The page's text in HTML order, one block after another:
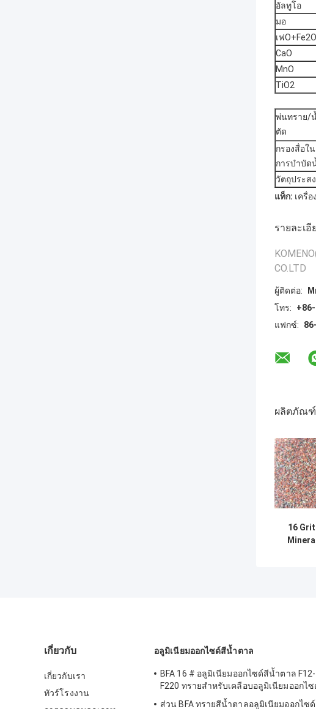
อัลทูโอ
มอ
เฟO+Fe2O
CaO
MnO
TiO2
พ่นทราย/
ตัด
กรองสื่อใน
การบำบัด
วัตถุประส
แท็ก: เครื่
รายละเ
CO.LTD
ผู้ติดต่อ:
โทร:
แฟกซ์:
ผลิตภัณฑ์
16
เกี่ยวกับ
เกี่ยวกับเรา
ทัวร์โรงงาน
อลูมิเนียมออกไซด์สีน้ำตาล
BFA 16 # อลูมิเนียมออกไซด์สีน้ำตาล F12-
F220 ทรายสำหรับเคลือบอลูมิเนียมออกไซ
ส่วน BFA ทรายสีน้ำตาลอลูมิเนียมออกไซด์